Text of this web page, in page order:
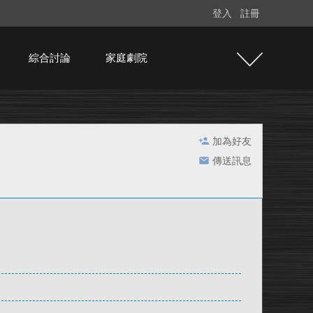
登入 註冊
綜合討論 家庭劇院
加為好友
傳送訊息